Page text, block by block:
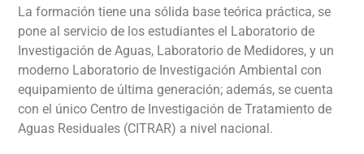
La formación tiene una sólida base teórica práctica, se
pone al servicio de los estudiantes el Laboratorio de
Investigación de Aguas, Laboratorio de Medidores, y un
moderno Laboratorio de Investigación Ambiental con
equipamiento de última generación; además, se cuenta
con el único Centro de Investigación de Tratamiento de
Aguas Residuales (CITRAR) a nivel nacional.